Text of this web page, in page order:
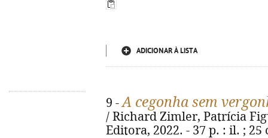
ADICIONAR À LISTA
9 -A cegonha sem
/ Richard Zimler, Patrícia
Editora, 2022. - 37 p. : il. ; 25